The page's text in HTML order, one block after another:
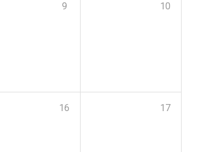
9 10
16 17